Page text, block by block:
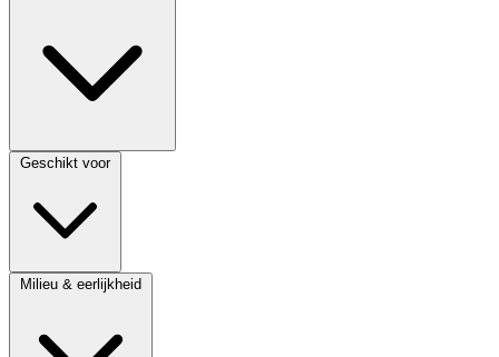
Geschikt voor
Milieu & eerlijkheid